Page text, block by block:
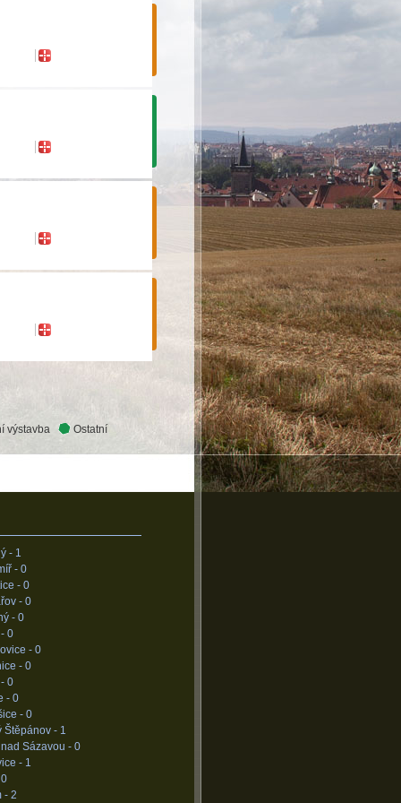
výstavba Ostatní
- 1
- 0
- 0
- 0
- 0
0
- 0
- 0
0
- 0
- 0
Štěpánov - 1
Sázavou - 0
- 1
0
- 2